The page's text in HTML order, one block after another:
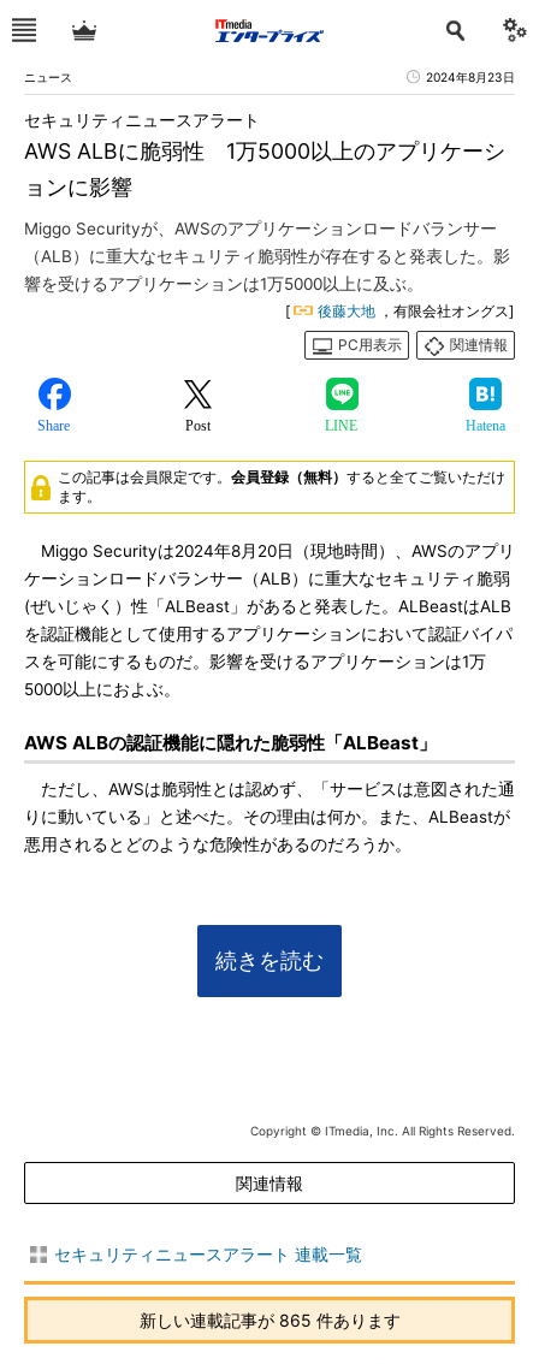
ニュース 2024年8月23日
AWS ALBに脆弱性 1万5000以上のアプリケーシ
ョンに影響
セキュリティニュースアラート
Miggo Securityが、AWSのアプリケーションロードバランサー
（ALB）に重大なセキュリティ脆弱性が存在すると発表した。影
響を受けるアプリケーションは1万5000以上に及ぶ。
[ 後藤大地 ，有限会社オングス]
PC用表示
関連情報
Share Post LINE Hatena
この記事は会員限定です。 会員登録（無料） すると全てご覧いただけ
ます。
Miggo Securityは2024年8月20日（現地時間）、AWSのアプリ
ケーションロードバランサー（ALB）に重大なセキュリティ脆弱
(ぜいじゃく）性「ALBeast」があると発表した。ALBeastはALB
を認証機能として使用するアプリケーションにおいて認証バイパ
スを可能にするものだ。影響を受けるアプリケーションは1万
5000以上におよぶ。
AWS ALBの認証機能に隠れた脆弱性「ALBeast」
ただし、AWSは脆弱性とは認めず、「サービスは意図された通
りに動いている」と述べた。その理由は何か。また、ALBeastが
悪用されるとどのような危険性があるのだろうか。
続きを読む
Copyright © ITmedia, Inc. All Rights Reserved.
関連情報
セキュリティニュースアラート 連載一覧
新しい連載記事が 865 件あります